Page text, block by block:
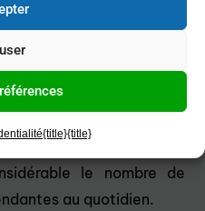
{title}{title}
en raison de leur
nerveux central,
une tolérance et une
plus la puissance des
le nombre de
au quotidien.